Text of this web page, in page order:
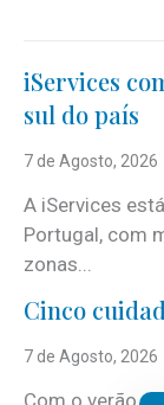
iServices
sul do país
7 de Agosto, 2026
A iServices
Portugal, com
zonas...
Cinco
7 de Agosto, 2026
Com o verão,